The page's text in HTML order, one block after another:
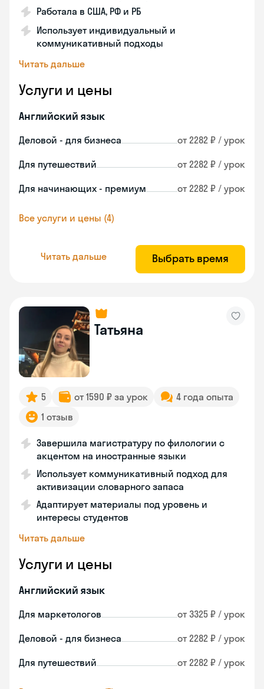
Работала в США, РФ и РБ
Использует индивидуальный и
коммуникативный подходы
Читать дальше
Услуги и цены
Английский язык
Деловой - для бизнеса от 2282 ₽ / урок
Для путешествий от 2282 ₽ / урок
Для начинающих - премиум от 2282 ₽ / урок
Все услуги и цены (4)
Читать дальше Выбрать время
Татьяна
5 от 1590 ₽ за урок
4 года опыта
1 отзыв
Завершила магистратуру по филологии с
акцентом на иностранные языки
Использует коммуникативный подход для
активизации словарного запаса
Адаптирует материалы под уровень и
интересы студентов
Читать дальше
Услуги и цены
Английский язык
Для маркетологов от 3325 ₽ / урок
Деловой - для бизнеса от 2282 ₽ / урок
Для путешествий от 2282 ₽ / урок